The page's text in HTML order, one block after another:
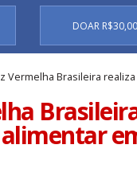
DOAR R$30,00
Vermelha Brasileira